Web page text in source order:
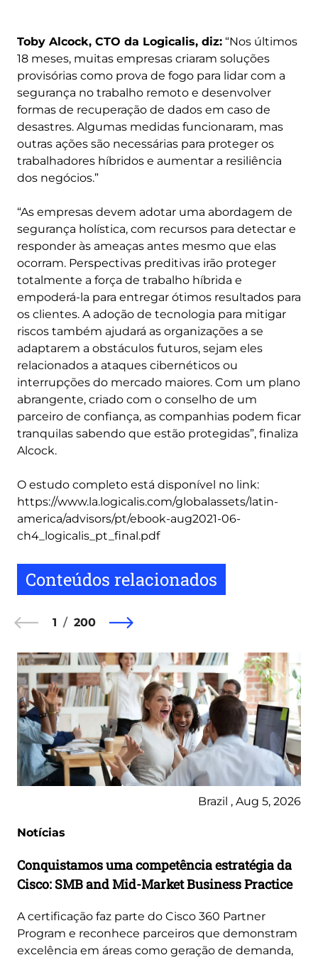
Toby Alcock, CTO da Logicalis, diz: “Nos últimos
18 meses, muitas empresas criaram soluções
provisórias como prova de fogo para lidar com a
segurança no trabalho remoto e desenvolver
formas de recuperação de dados em caso de
desastres. Algumas medidas funcionaram, mas
outras ações são necessárias para proteger os
trabalhadores híbridos e aumentar a resiliência
dos negócios.”
“As empresas devem adotar uma abordagem de
segurança holística, com recursos para detectar e
responder às ameaças antes mesmo que elas
ocorram. Perspectivas preditivas irão proteger
totalmente a força de trabalho híbrida e
empoderá-la para entregar ótimos resultados para
os clientes. A adoção de tecnologia para mitigar
riscos também ajudará as organizações a se
adaptarem a obstáculos futuros, sejam eles
relacionados a ataques cibernéticos ou
interrupções do mercado maiores. Com um plano
abrangente, criado com o conselho de um
parceiro de confiança, as companhias podem ficar
tranquilas sabendo que estão protegidas”, finaliza
Alcock.
O estudo completo está disponível no link:
https://www.la.logicalis.com/globalassets/latin-
america/advisors/pt/ebook-aug2021-06-
ch4_logicalis_pt_final.pdf
Conteúdos relacionados
1 200
Brazil , Aug 5, 2026
Notícias
Conquistamos uma competência estratégia da
Cisco: SMB and Mid-Market Business Practice
A certificação faz parte do Cisco 360 Partner
Program e reconhece parceiros que demonstram
excelência em áreas como geração de demanda,